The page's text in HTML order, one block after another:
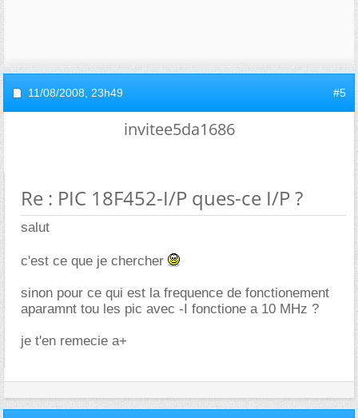
11/08/2008, 23h49 #5
invitee5da1686
Re : PIC 18F452-I/P ques-ce I/P ?
salut
c'est ce que je chercher
sinon pour ce qui est la frequence de fonctionement
aparamnt tou les pic avec -I fonctione a 10 MHz ?
je t'en remecie a+